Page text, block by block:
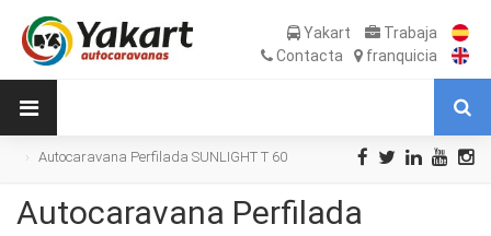
Yakart
Trabaja
Contacta
franquicia
Autocaravana Perfilada SUNLIGHT T 60
Autocaravana Perfilada